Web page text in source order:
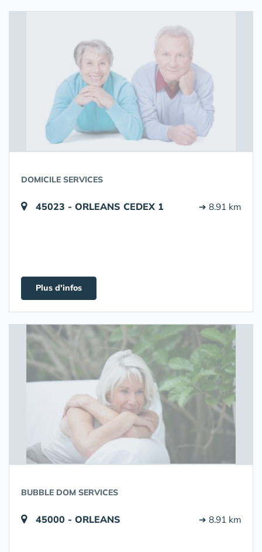
DOMICILE SERVICES
45023 - ORLEANS CEDEX 1 ➔ 8.91 km
Plus d'infos
BUBBLE DOM SERVICES
45000 - ORLEANS ➔ 8.91 km